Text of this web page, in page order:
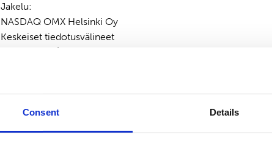
Consent Details
Jakelu:
NASDAQ OMX Helsinki Oy
Keskeiset tiedotusvälineet
www.suominen.fi
Suominen lyhyesti